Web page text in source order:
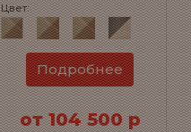
Цвет:
Подробнее
от 104 500 р